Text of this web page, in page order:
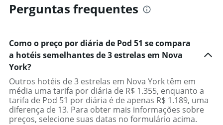
Perguntas frequentes
Como o preço por diária de Pod 51 se compara
a hotéis semelhantes de 3 estrelas em Nova
York?
Outros hotéis de 3 estrelas em Nova York têm em
média uma tarifa por diária de R$ 1.355, enquanto a
tarifa de Pod 51 por diária é de apenas R$ 1.189, uma
diferença de 13. Para obter mais informações sobre
preços, selecione suas datas no formulário acima.